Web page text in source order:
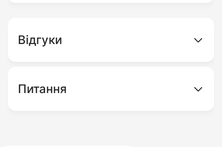
Відгуки
Питання